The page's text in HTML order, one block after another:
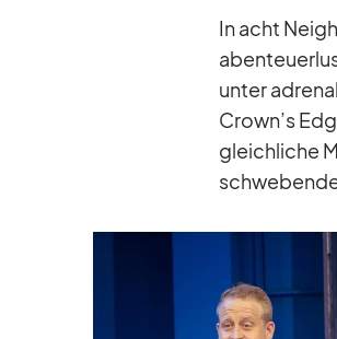
In acht
un­ter
Crown’s
gleich­li­che